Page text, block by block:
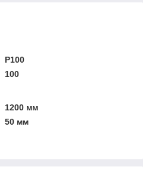
P100
100
1200 мм
50 мм